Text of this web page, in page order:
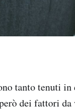
tanto tenuti
dei fattori